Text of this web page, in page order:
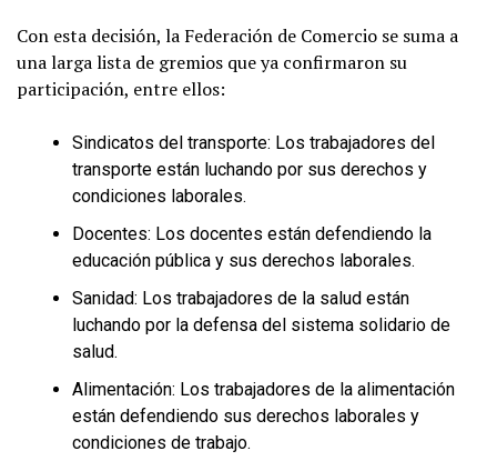
Con esta decisión, la Federación de Comercio se suma a
una larga lista de gremios que ya confirmaron su
participación, entre ellos:
Sindicatos del transporte: Los trabajadores del
transporte están luchando por sus derechos y
condiciones laborales.
Docentes: Los docentes están defendiendo la
educación pública y sus derechos laborales.
Sanidad: Los trabajadores de la salud están
luchando por la defensa del sistema solidario de
salud.
Alimentación: Los trabajadores de la alimentación
están defendiendo sus derechos laborales y
condiciones de trabajo.